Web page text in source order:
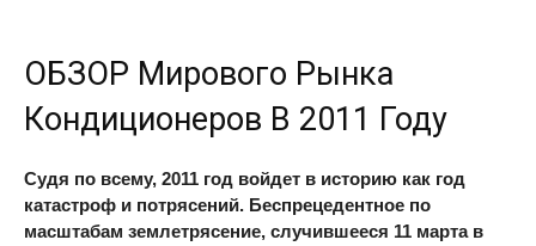
ОБЗОР Мирового Рынка
Кондиционеров В 2011 Году
Судя по всему, 2011 год войдет в историю как год
катастроф и потрясений. Беспрецедентное по
масштабам землетрясение, случившееся 11 марта в